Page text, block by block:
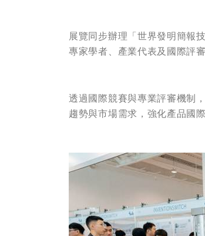
展覽同步辦理「世界發明簡報
專家學者、產業代表及國際評
透過國際競賽與專業評審機制
趨勢與市場需求，強化產品國際